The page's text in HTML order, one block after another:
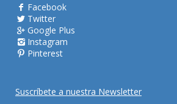
Facebook
Twitter
Google Plus
Instagram
Pinterest
Suscríbete a nuestra Newsletter